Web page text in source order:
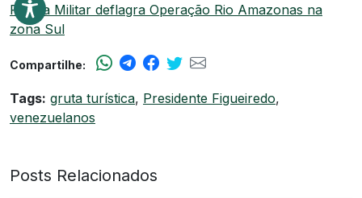
Polícia Militar deflagra Operação Rio Amazonas na
zona Sul
Compartilhe:
Tags: gruta turística, Presidente Figueiredo,
venezuelanos
Posts Relacionados